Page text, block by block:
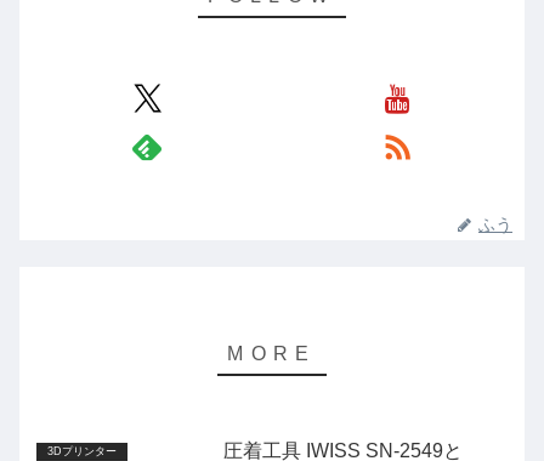
ふう
3Dプリンター
圧着工具 IWISS SN-2549と